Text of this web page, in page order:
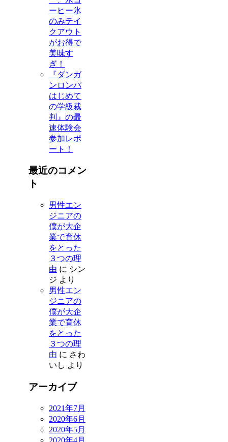
ーヒー氷
のみテイ
クアウト
がお得で
美味す
ぎ！
『ダンガ
ンロンパ
はじめて
の学級裁
判』の最
速体験会
参加レポ
ート！
最近のコメン
ト
男性エン
ジニアの
僕が大企
業で育休
をとった
３つの理
由 に シン
ジ より
男性エン
ジニアの
僕が大企
業で育休
をとった
３つの理
由 に さわ
いし より
アーカイブ
2021年7月
2020年6月
2020年5月
2020年4月